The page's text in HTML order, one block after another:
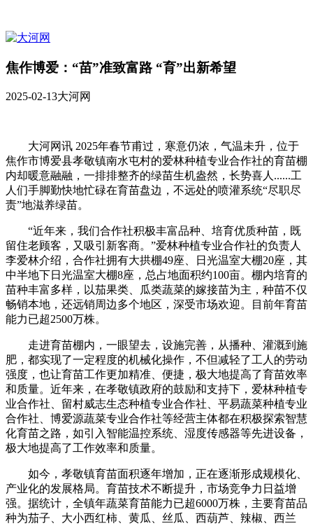
焦作博爱：“苗”准致富路 “育”出新希望
2025-02-13大河网
大河网讯 2025年春节甫过，寒意仍浓，气温未升，位于
焦作市博爱县孝敬镇南水屯村的爱林种植专业合作社的育苗棚
内却暖意融融，一排排整齐的绿苗生机盎然，长势喜人......工
人们手脚勤快地忙碌在育苗盘边，不远处的喷灌系统“尽职尽
责”地滋养绿苗。
“近年来，我们合作社积极丰富品种、培育优质种苗，既
留住老顾客，又吸引新客商。”爱林种植专业合作社的负责人
李爱林介绍，合作社拥有大拱棚49座、日光温室大棚20座，其
中半地下日光温室大棚8座，总占地面积约100亩。棚内培育的
苗种丰富多样，以茄果类、瓜类蔬菜的嫁接苗为主，种苗不仅
畅销本地，还远销周边多个地区，深受市场欢迎。目前年育苗
能力已超2500万株。
走进育苗棚内，一眼望去，设施完善，从播种、灌溉到施
肥，都实现了一定程度的机械化操作，不但减轻了工人的劳动
强度，也让育苗工作更加精准、便捷，极大地提高了育苗效率
和质量。近年来，在孝敬镇政府的鼓励和支持下，爱林种植专
业合作社、留村威志生态种植专业合作社、平易蔬菜种植专业
合作社、博爱源蔬菜专业合作社等经营主体都在积极探索智慧
化育苗之路，如引入智能温控系统、湿度传感器等先进设备，
极大地提高了工作效率和质量。
如今，孝敬镇育苗面积逐年增加，正在逐渐形成规模化、
产业化的发展格局。育苗技术不断提升，市场竞争力日益增
强。据统计，全镇年蔬菜育苗能力已超6000万株，主要育苗品
种为茄子、大小西红柿、黄瓜、丝瓜、西葫芦、辣椒、西兰